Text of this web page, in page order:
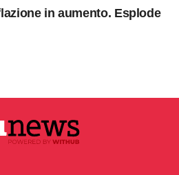
in aumento. Esplode